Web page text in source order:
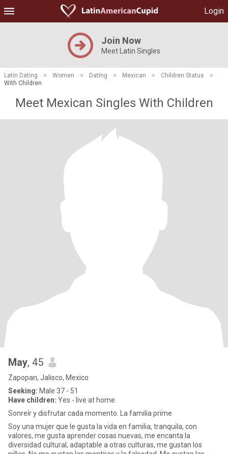
Login
Join Now
Meet Latin Singles
Latin Dating > Women > Dating > Mexican > Children Status
>
With Children
Meet Mexican Singles With Children
May, 45
Zapopan, Jalisco, Mexico
Seeking: Male 37 - 51
Have children: Yes - live at home
Sonreír y disfrutar cada momento. La familia prime
Soy una mujer que le gusta la vida en familia, tranquila, con
valores, me gusta aprender cosas nuevas, me encanta la
diversidad cultural, adaptable a otras culturas, me gustan los